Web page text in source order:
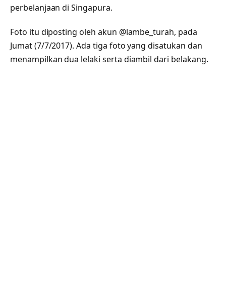
perbelanjaan di Singapura.
Foto itu diposting oleh akun @lambe_turah, pada
Jumat (7/7/2017). Ada tiga foto yang disatukan dan
menampilkan dua lelaki serta diambil dari belakang.